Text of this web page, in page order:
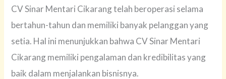
CV Sinar Mentari Cikarang telah beroperasi selama
bertahun-tahun dan memiliki banyak pelanggan yang
setia. Hal ini menunjukkan bahwa CV Sinar Mentari
Cikarang memiliki pengalaman dan kredibilitas yang
baik dalam menjalankan bisnisnya.